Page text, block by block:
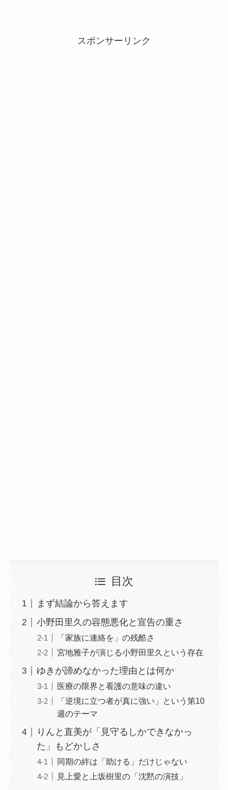
スポンサーリンク
目次
まず結論から答えます
小野田里久の容態悪化と宣告の重さ
「家族に連絡を」の残酷さ
宮地雅子が演じる小野田里久という存在
ゆきが諦めなかった理由とは何か
医療の限界と看護の意味の違い
「逆境に立つ者が真に強い」という第10
週のテーマ
りんと直美が「見守るしかできなかっ
た」もどかしさ
同期の絆は「助ける」だけじゃない
見上愛と上坂樹里の「沈黙の演技」